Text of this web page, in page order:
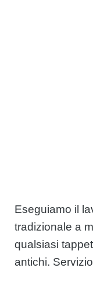
Eseguiamo il
tradizionale a
qualsiasi
antichi.